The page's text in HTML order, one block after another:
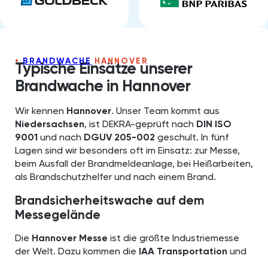
BRANDWACHE HANNOVER
Typische Einsätze unserer
Brandwache in Hannover
Wir kennen Hannover. Unser Team kommt aus
Niedersachsen, ist DEKRA-geprüft nach DIN ISO
9001 und nach DGUV 205-002 geschult. In fünf
Lagen sind wir besonders oft im Einsatz: zur Messe,
beim Ausfall der Brandmeldeanlage, bei Heißarbeiten,
als Brandschutzhelfer und nach einem Brand.
Brandsicherheitswache auf dem
Messegelände
Die Hannover Messe ist die größte Industriemesse
der Welt. Dazu kommen die IAA Transportation und